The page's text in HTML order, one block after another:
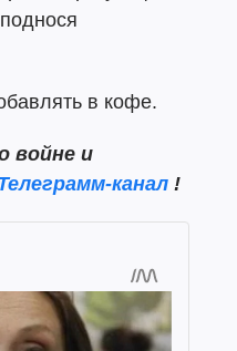
в кофе.
войне и
канал !